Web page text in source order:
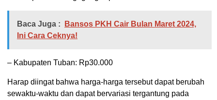
Baca Juga :
Bansos PKH Cair Bulan Maret 2024,
Ini Cara Ceknya!
– Kabupaten Tuban: Rp30.000
Harap diingat bahwa harga-harga tersebut dapat berubah
sewaktu-waktu dan dapat bervariasi tergantung pada